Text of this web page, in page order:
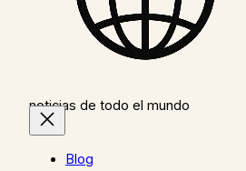
noticias de todo el mundo
Blog